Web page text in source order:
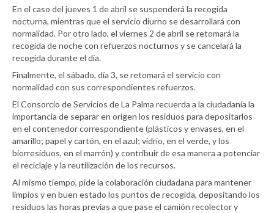
En el caso del jueves 1 de abril se suspenderá la recogida
nocturna, mientras que el servicio diurno se desarrollará con
normalidad. Por otro lado, el viernes 2 de abril se retomará la
recogida de noche con refuerzos nocturnos y se cancelará la
recogida durante el día.
Finalmente, el sábado, día 3, se retomará el servicio con
normalidad con sus correspondientes refuerzos.
El Consorcio de Servicios de La Palma recuerda a la ciudadanía la
importancia de separar en origen los residuos para depositarlos
en el contenedor correspondiente (plásticos y envases, en el
amarillo; papel y cartón, en el azul; vidrio, en el verde, y los
biorresiduos, en el marrón) y contribuir de esa manera a potenciar
el reciclaje y la reutilización de los recursos.
Al mismo tiempo, pide la colaboración ciudadana para mantener
limpios y en buen estado los puntos de recogida, depositando los
residuos las horas previas a que pase el camión recolector y